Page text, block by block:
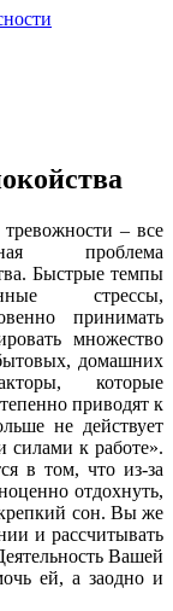
– все
проблема
Быстрые темпы
стрессы,
принимать
множество
домашних
которые
приводят к
не действует
силами к работе».
в том, что из-за
отдохнуть,
сон. Вы же
и рассчитывать
Вашей
ей, а заодно и